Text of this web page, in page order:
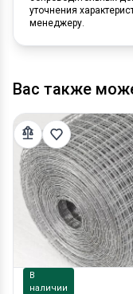
уточнения
менеджеру.
Вас также
В
наличии